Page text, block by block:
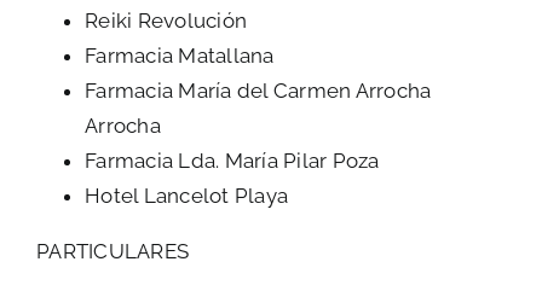
Reiki Revolución
Farmacia Matallana
Farmacia María del Carmen Arrocha
Arrocha
Farmacia Lda. María Pilar Poza
Hotel Lancelot Playa
PARTICULARES